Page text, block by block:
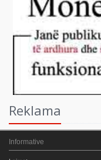
Reklama
Informative